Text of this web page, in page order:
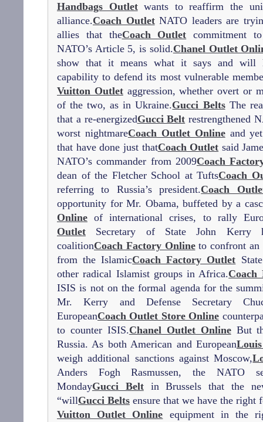
Handbags Outletwants to reaffirm the
alliance.Coach OutletNATO leaders are
allies that theCoach Outlet commitment
NATO’s Article 5, is solid.Chanel Outlet
show that it means what it says and will
capability to defend its most vulnerable
Vuitton Outletaggression, whether overt or
of the two, as in Ukraine.Gucci BeltsThe
that a re-energizedGucci Belt restrengthened
worst nightmareCoach Outlet Onlineand yet
that have done just thatCoach Outlet said
NATO’s commander from 2009Coach
dean of the Fletcher School at TuftsCoach
referring to Russia’s president.Coach
opportunity for Mr. Obama, buffeted by a
Online of international crises, to rally
Outlet Secretary of State John Kerry
coalitionCoach Factory Onlineto confront an
from the IslamicCoach Factory Outlet
other radical Islamist groups in Africa.Coach
ISIS is not on the formal agenda for the
Mr. Kerry and Defense Secretary
EuropeanCoach Outlet Store Online
to counter ISIS.Chanel Outlet OnlineBut
Russia. As both American and European
weigh additional sanctions against Moscow,
Anders Fogh Rasmussen, the NATO
MondayGucci Beltin Brussels that the
“willGucci Belts ensure that we have the right
Vuitton Outlet Online equipment in the